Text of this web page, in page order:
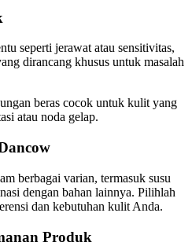
seperti jerawat atau sensitivitas,
dirancang khusus untuk masalah
beras cocok untuk kulit yang
atau noda gelap.
berbagai varian, termasuk susu
dengan bahan lainnya. Pilihlah
dan kebutuhan kulit Anda.
Produk